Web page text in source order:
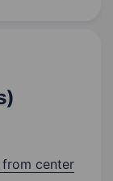
center